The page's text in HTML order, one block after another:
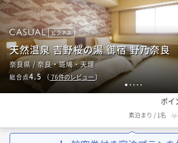
1 2 3 4 5
ビジネス
天然温泉 吉野桜の湯 御宿 野乃奈良
奈良県 / 奈良・斑鳩・天理
総合点4.5 （ 76件のレビュー）
ポイ
素泊まり / 1名